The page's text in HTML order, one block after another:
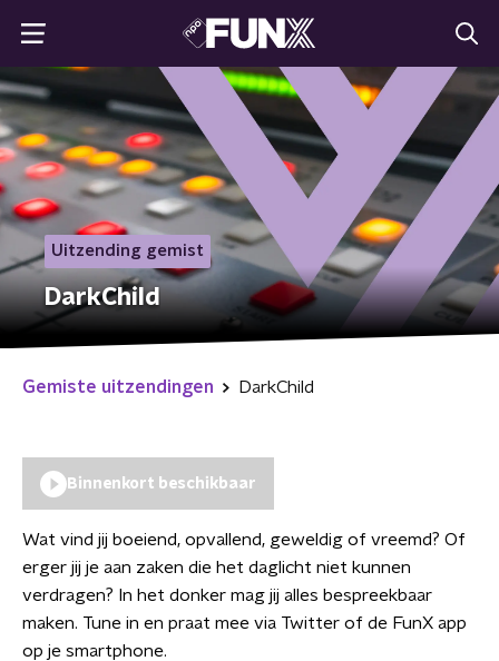
Uitzending gemist
DarkChild
Gemiste uitzendingen DarkChild
Binnenkort beschikbaar
Wat vind jij boeiend, opvallend, geweldig of vreemd? Of
erger jij je aan zaken die het daglicht niet kunnen
verdragen? In het donker mag jij alles bespreekbaar
maken. Tune in en praat mee via Twitter of de FunX app
op je smartphone.